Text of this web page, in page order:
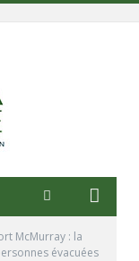
McMurray : la
évacuées